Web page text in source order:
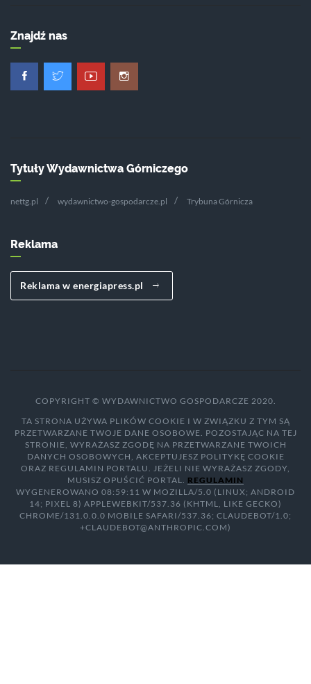
Znajdź nas
Tytuły Wydawnictwa Górniczego
nettg.pl wydawnictwo-gospodarcze.pl Trybuna Górnicza
Reklama
Reklama w energiapress.pl
COPYRIGHT © WYDAWNICTWO GOSPODARCZE 2020.
TA STRONA UŻYWA PLIKÓW COOKIE I W ZWIĄZKU Z TYM SĄ
PRZETWARZANE TWOJE DANE OSOBOWE. POZOSTAJĄC NA TEJ
STRONIE, WYRAŻASZ ZGODĘ NA PRZETWARZANE TWOICH
DANYCH OSOBOWYCH, AKCEPTUJESZ POLITYKĘ COOKIE
ORAZ REGULAMIN PORTALU. JEŻELI NIE WYRAŻASZ ZGODY,
MUSISZ OPUŚCIĆ PORTAL. REGULAMIN
WYGENEROWANO 08:59:11 W MOZILLA/5.0 (LINUX; ANDROID
14; PIXEL 8) APPLEWEBKIT/537.36 (KHTML, LIKE GECKO)
CHROME/131.0.0.0 MOBILE SAFARI/537.36; CLAUDEBOT/1.0;
+CLAUDEBOT@ANTHROPIC.COM)